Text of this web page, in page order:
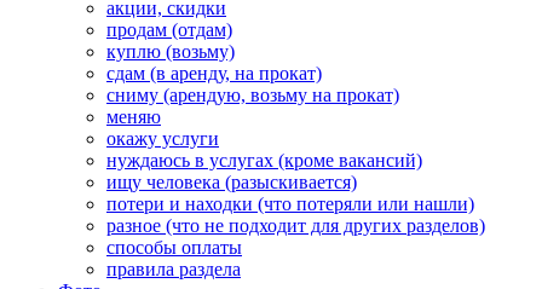
акции, скидки
продам (отдам)
куплю (возьму)
сдам (в аренду, на прокат)
сниму (арендую, возьму на прокат)
меняю
окажу услуги
нуждаюсь в услугах (кроме вакансий)
ищу человека (разыскивается)
потери и находки (что потеряли или нашли)
разное (что не подходит для других разделов)
способы оплаты
правила раздела